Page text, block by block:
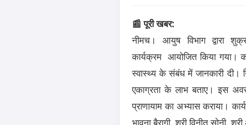
📰 पूरी खबर:
नीमच। आयुष विभाग द्वारा
कार्यक्रम आयोजित किया गया।
स्वास्थ्य के संबंध में जानकारी दी।
एकाग्रता के लाभ बताए। इस
प्राणायाम का अभ्यास कराया।